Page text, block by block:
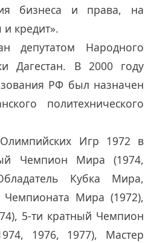
бизнеса и права, на
кредит».
депутатом Народного
Дагестан. В 2000 году
РФ был назначен
политехнического
Игр 1972 в
Чемпион Мира (1974,
Кубка Мира,
Мира (1972),
5-ти кратный Чемпион
1976, 1977), Мастер